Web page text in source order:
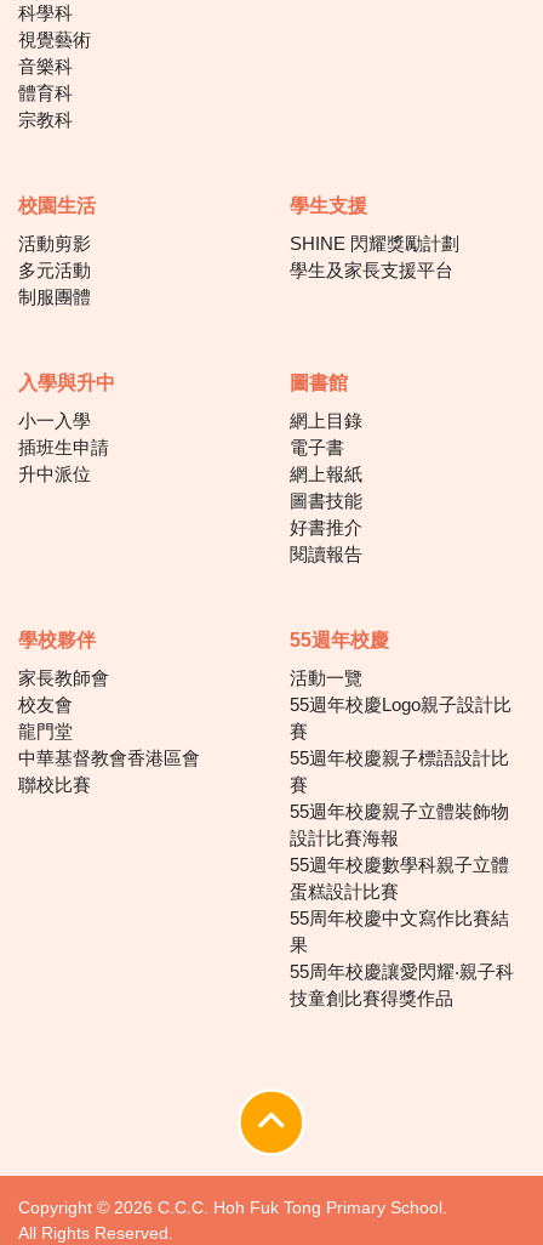
科學科
視覺藝術
音樂科
體育科
宗教科
校園生活
活動剪影
多元活動
制服團體
學生支援
SHINE 閃耀獎勵計劃
學生及家長支援平台
入學與升中
小一入學
插班生申請
升中派位
圖書館
網上目錄
電子書
網上報紙
圖書技能
好書推介
閱讀報告
學校夥伴
家長教師會
校友會
龍門堂
中華基督教會香港區會
聯校比賽
55週年校慶
活動一覽
55週年校慶Logo親子設計比
賽
55週年校慶親子標語設計比
賽
55週年校慶親子立體裝飾物
設計比賽海報
55週年校慶數學科親子立體
蛋糕設計比賽
55周年校慶中文寫作比賽結
果
55周年校慶讓愛閃耀‧親子科
技童創比賽得獎作品
Copyright © 2026 C.C.C. Hoh Fuk Tong Primary School.
All Rights Reserved.